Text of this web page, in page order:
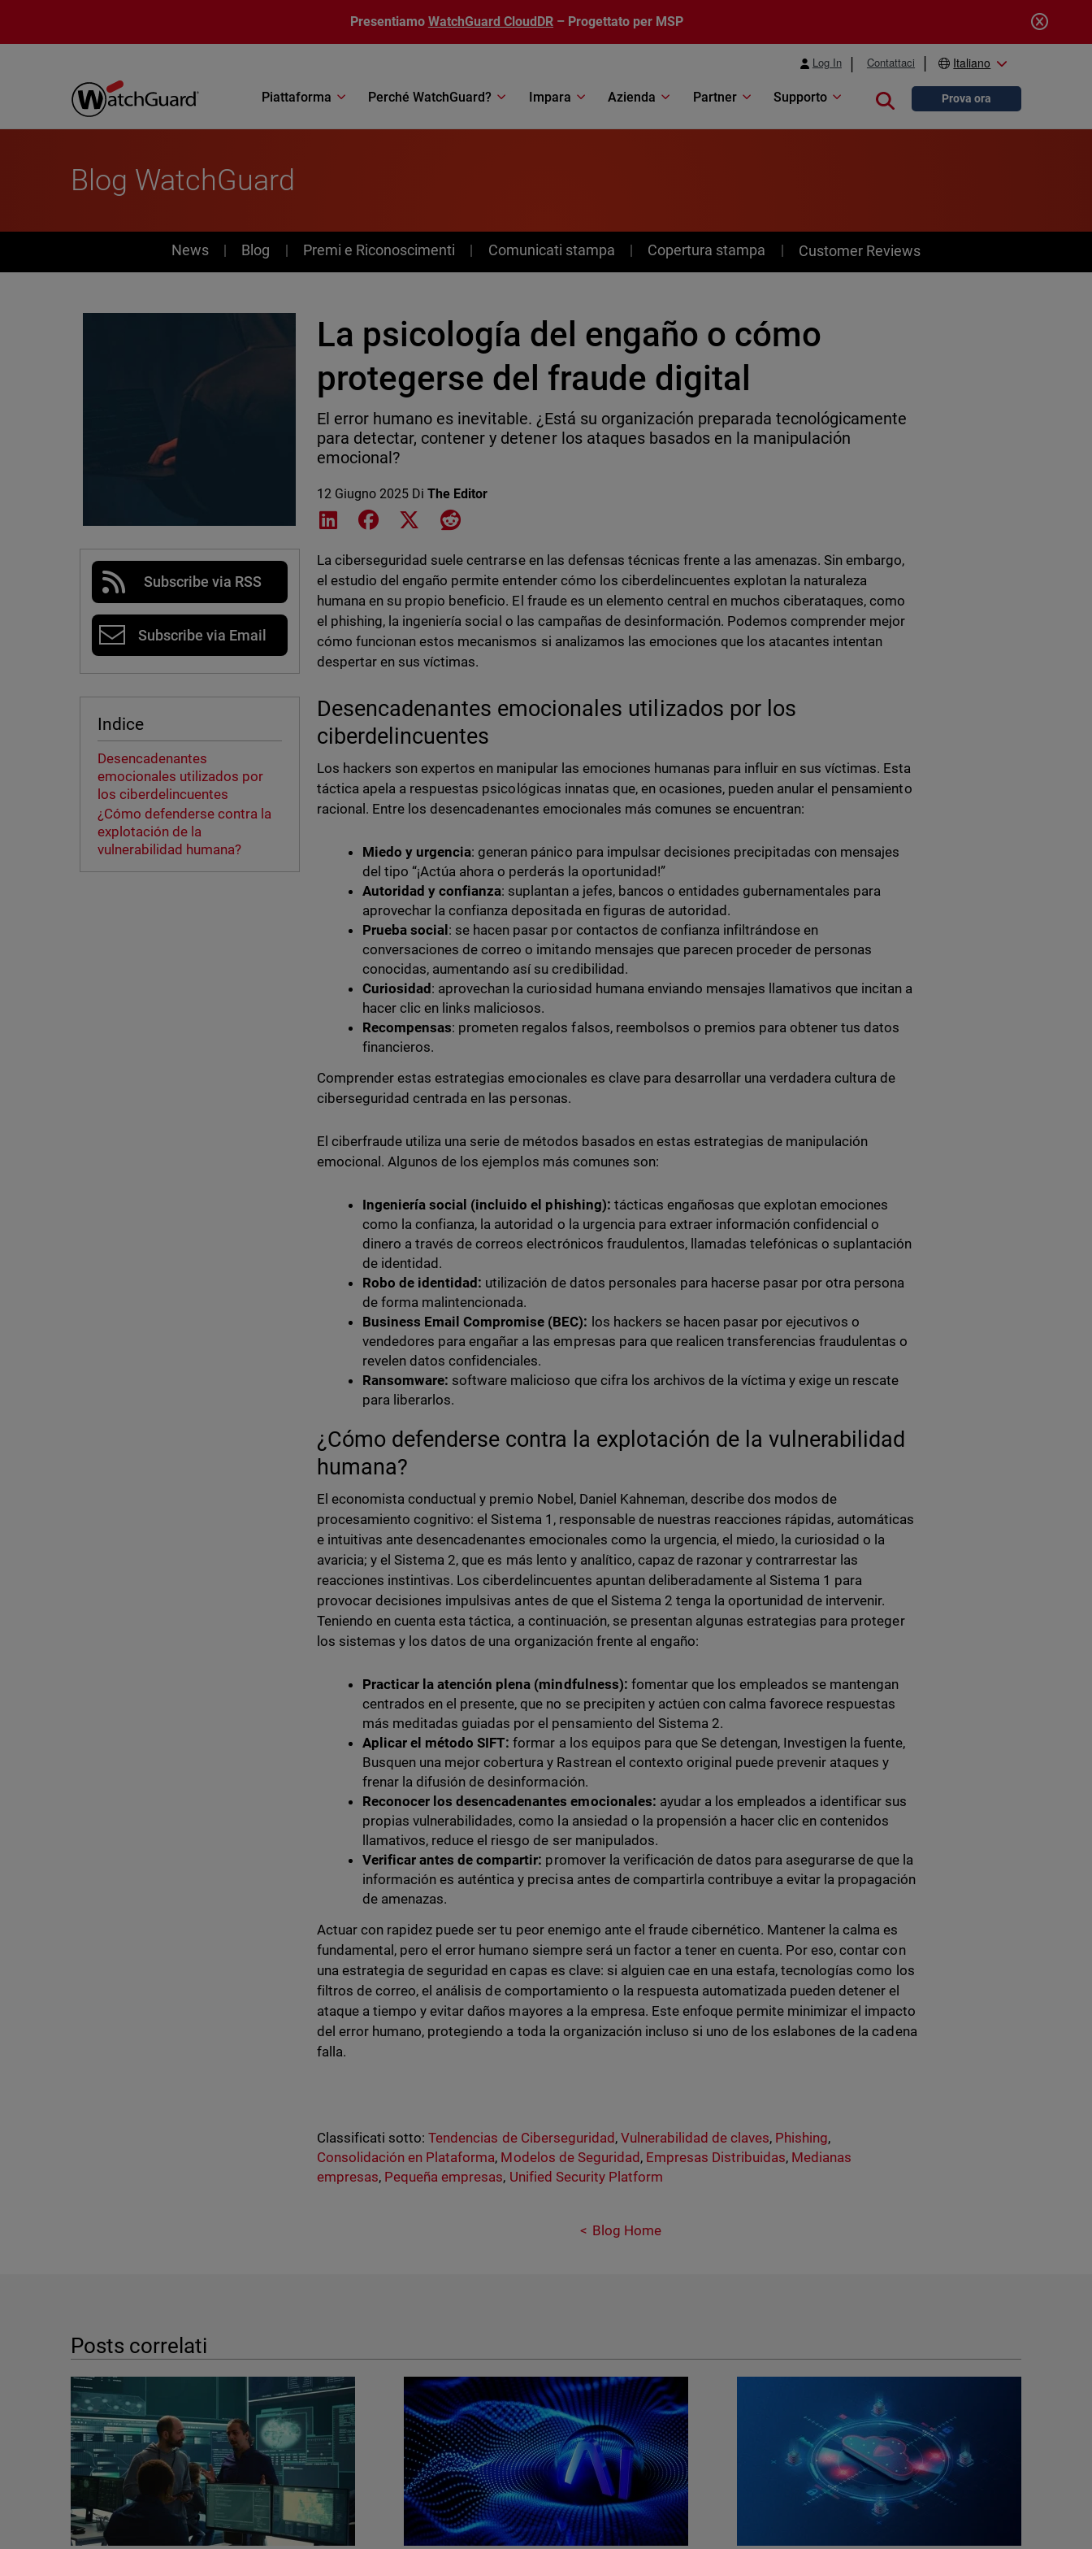
Presentiamo WatchGuard CloudDR – Progettato per MSP
Log In Contattaci Italiano
Piattaforma Perché WatchGuard? Impara Azienda Partner Supporto Close searchProva ora
Blog WatchGuard
News
News Blog Premi e Riconoscimenti Comunicati stampa Copertura stampa Customer Reviews
Subscribe via RSS
Subscribe via Email
Indice
Desencadenantes
emocionales utilizados por
los ciberdelincuentes
¿Cómo defenderse contra la
explotación de la
vulnerabilidad humana?
La psicología del engaño o cómo
protegerse del fraude digital
El error humano es inevitable. ¿Está su organización preparada tecnológicamente
para detectar, contener y detener los ataques basados en la manipulación
emocional?
12 Giugno 2025 DiThe Editor
Share on LinkedIn
Share on Facebook
Share on XShare on Reddit
La ciberseguridad suele centrarse en las defensas técnicas frente a las amenazas. Sin embargo,
el estudio del engaño permite entender cómo los ciberdelincuentes explotan la naturaleza
humana en su propio beneficio. El fraude es un elemento central en muchos ciberataques, como
el phishing, la ingeniería social o las campañas de desinformación. Podemos comprender mejor
cómo funcionan estos mecanismos si analizamos las emociones que los atacantes intentan
despertar en sus víctimas.
Desencadenantes emocionales utilizados por los
ciberdelincuentes
Los hackers son expertos en manipular las emociones humanas para influir en sus víctimas. Esta
táctica apela a respuestas psicológicas innatas que, en ocasiones, pueden anular el pensamiento
racional. Entre los desencadenantes emocionales más comunes se encuentran:
Miedo y urgencia: generan pánico para impulsar decisiones precipitadas con mensajes
del tipo “¡Actúa ahora o perderás la oportunidad!”
Autoridad y confianza: suplantan a jefes, bancos o entidades gubernamentales para
aprovechar la confianza depositada en figuras de autoridad.
Prueba social : se hacen pasar por contactos de confianza infiltrándose en
conversaciones de correo o imitando mensajes que parecen proceder de personas
conocidas, aumentando así su credibilidad.
Curiosidad : aprovechan la curiosidad humana enviando mensajes llamativos que incitan a
hacer clic en links maliciosos.
Recompensas: prometen regalos falsos, reembolsos o premios para obtener tus datos
financieros.
Comprender estas estrategias emocionales es clave para desarrollar una verdadera cultura de
ciberseguridad centrada en las personas.
El ciberfraude utiliza una serie de métodos basados en estas estrategias de manipulación
emocional. Algunos de los ejemplos más comunes son:
Ingeniería social (incluido el phishing): tácticas engañosas que explotan emociones
como la confianza, la autoridad o la urgencia para extraer información confidencial o
dinero a través de correos electrónicos fraudulentos, llamadas telefónicas o suplantación
de identidad.
Robo de identidad: utilización de datos personales para hacerse pasar por otra persona
de forma malintencionada.
Business Email Compromise (BEC): los hackers se hacen pasar por ejecutivos o
vendedores para engañar a las empresas para que realicen transferencias fraudulentas o
revelen datos confidenciales.
Ransomware: software malicioso que cifra los archivos de la víctima y exige un rescate
para liberarlos.
¿Cómo defenderse contra la explotación de la vulnerabilidad
humana?
El economista conductual y premio Nobel, Daniel Kahneman, describe dos modos de
procesamiento cognitivo: el Sistema 1, responsable de nuestras reacciones rápidas, automáticas
e intuitivas ante desencadenantes emocionales como la urgencia, el miedo, la curiosidad o la
avaricia; y el Sistema 2, que es más lento y analítico, capaz de razonar y contrarrestar las
reacciones instintivas. Los ciberdelincuentes apuntan deliberadamente al Sistema 1 para
provocar decisiones impulsivas antes de que el Sistema 2 tenga la oportunidad de intervenir.
Teniendo en cuenta esta táctica, a continuación, se presentan algunas estrategias para proteger
los sistemas y los datos de una organización frente al engaño:
Practicar la atención plena (mindfulness): fomentar que los empleados se mantengan
centrados en el presente, que no se precipiten y actúen con calma favorece respuestas
más meditadas guiadas por el pensamiento del Sistema 2.
Aplicar el método SIFT: formar a los equipos para que Se detengan, Investigen la fuente,
Busquen una mejor cobertura y Rastrean el contexto original puede prevenir ataques y
frenar la difusión de desinformación.
Reconocer los desencadenantes emocionales: ayudar a los empleados a identificar sus
propias vulnerabilidades, como la ansiedad o la propensión a hacer clic en contenidos
llamativos, reduce el riesgo de ser manipulados.
Verificar antes de compartir: promover la verificación de datos para asegurarse de que la
información es auténtica y precisa antes de compartirla contribuye a evitar la propagación
de amenazas.
Actuar con rapidez puede ser tu peor enemigo ante el fraude cibernético. Mantener la calma es
fundamental, pero el error humano siempre será un factor a tener en cuenta. Por eso, contar con
una estrategia de seguridad en capas es clave: si alguien cae en una estafa, tecnologías como los
filtros de correo, el análisis de comportamiento o la respuesta automatizada pueden detener el
ataque a tiempo y evitar daños mayores a la empresa. Este enfoque permite minimizar el impacto
del error humano, protegiendo a toda la organización incluso si uno de los eslabones de la cadena
falla.
Classificati sotto: Tendencias de Ciberseguridad , Vulnerabilidad de claves, Phishing,
Consolidación en Plataforma, Modelos de Seguridad , Empresas Distribuidas, Medianas
empresas, Pequeña empresas, Unified Security Platform
Blog Home
Posts correlati